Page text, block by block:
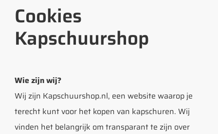
Cookies
Kapschuurshop
Wie zijn wij?
Wij zijn Kapschuurshop.nl, een website waarop je
terecht kunt voor het kopen van kapschuren. Wij
vinden het belangrijk om transparant te zijn over